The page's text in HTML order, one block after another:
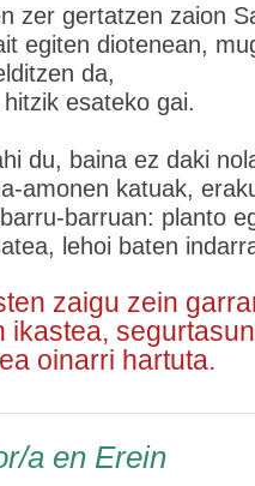
zer gertatzen zaion
egiten diotenean,
da,
esateko gai.
du, baina ez daki
amonen katuak,
barruan: planto
lehoi baten
zaigu zein
ikastea,
oinarri hartuta.
a en Erein